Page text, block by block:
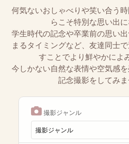
何気ないおしゃべりや笑い合う
らこそ特別な思い出に
学生時代の記念や卒業前の思い
まるタイミングなど、友達同士
すことでより鮮やかによ
今しかない自然な表情や空気感
記念撮影をしてみ
撮影ジャンル